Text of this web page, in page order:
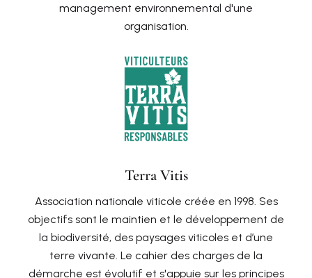
management environnemental d'une
organisation.
Terra Vitis
Association nationale viticole créée en 1998. Ses
objectifs sont le maintien et le développement de
la biodiversité, des paysages viticoles et d’une
terre vivante. Le cahier des charges de la
démarche est évolutif et s'appuie sur les principes